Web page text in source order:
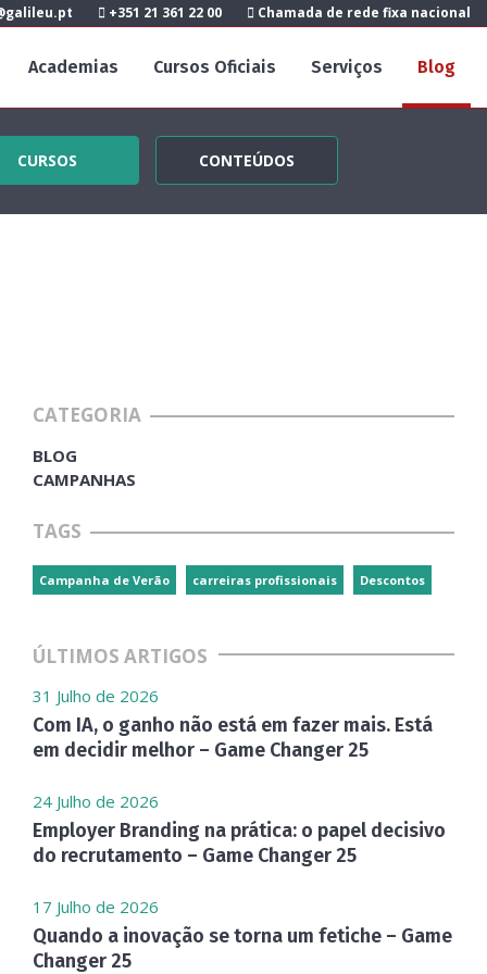
+351 21 361 22 00 Chamada de rede fixa nacional
Academias Cursos Oficiais Serviços Blog
CURSOS CONTEÚDOS
CATEGORIA
BLOG
CAMPANHAS
TAGS
Campanha de Verão carreiras profissionais Descontos
ÚLTIMOS ARTIGOS
31 Julho de 2026
Com IA, o ganho não está em fazer mais. Está
em decidir melhor – Game Changer 25
24 Julho de 2026
Employer Branding na prática: o papel decisivo
do recrutamento – Game Changer 25
17 Julho de 2026
Quando a inovação se torna um fetiche – Game
Changer 25